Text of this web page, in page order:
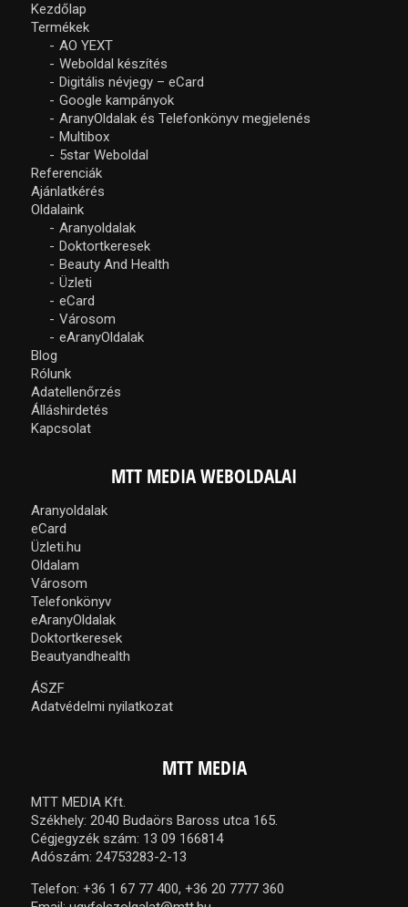
Kezdőlap
Termékek
AO YEXT
Weboldal készítés
Digitális névjegy – eCard
Google kampányok
AranyOldalak és Telefonkönyv megjelenés
Multibox
5star Weboldal
Referenciák
Ajánlatkérés
Oldalaink
Aranyoldalak
Doktortkeresek
Beauty And Health
Üzleti
eCard
Városom
eAranyOldalak
Blog
Rólunk
Adatellenőrzés
Álláshirdetés
Kapcsolat
MTT MEDIA WEBOLDALAI
Aranyoldalak
eCard
Üzleti.hu
Oldalam
Városom
Telefonkönyv
eAranyOldalak
Doktortkeresek
Beautyandhealth
ÁSZF
Adatvédelmi nyilatkozat
MTT MEDIA
MTT MEDIA Kft.
Székhely: 2040 Budaörs Baross utca 165.
Cégjegyzék szám: 13 09 166814
Adószám: 24753283-2-13
Telefon: +36 1 67 77 400, +36 20 7777 360